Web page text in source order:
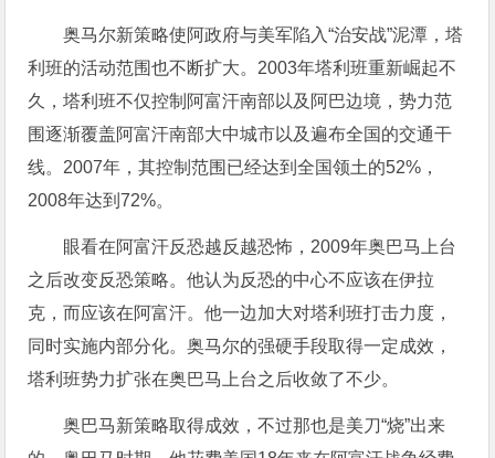
奥马尔新策略使阿政府与美军陷入“治安战”泥潭，塔
利班的活动范围也不断扩大。2003年塔利班重新崛起不
久，塔利班不仅控制阿富汗南部以及阿巴边境，势力范
围逐渐覆盖阿富汗南部大中城市以及遍布全国的交通干
线。2007年，其控制范围已经达到全国领土的52%，
2008年达到72%。
眼看在阿富汗反恐越反越恐怖，2009年奥巴马上台
之后改变反恐策略。他认为反恐的中心不应该在伊拉
克，而应该在阿富汗。他一边加大对塔利班打击力度，
同时实施内部分化。奥马尔的强硬手段取得一定成效，
塔利班势力扩张在奥巴马上台之后收敛了不少。
奥巴马新策略取得成效，不过那也是美刀“烧”出来